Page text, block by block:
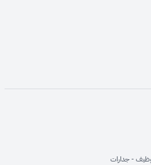
opens in
opens in
opens in
opens in new
opens in
opens in
opens in
opens in
opens in
opens in new
- جداراتopens in new window